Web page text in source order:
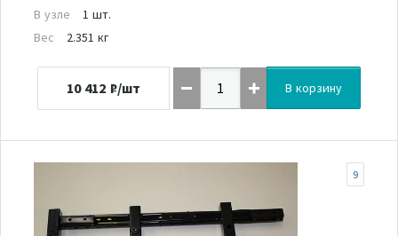
В узле
1 шт.
Вес
2.351 кг
10 412 ₽/шт В корзину
9